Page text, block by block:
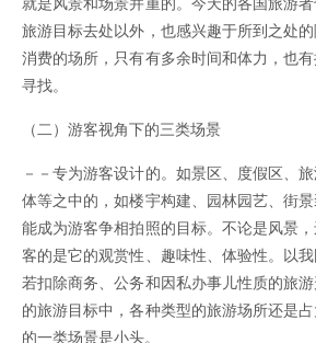
就是风景和场景并重的。今天的各国旅游
旅游目标去处以外，也感兴趣于所到之处
消费的场所，只有有多余时间和体力，也
寻找。
（二）游客视角下的三类场景
－－专为游客设计的。如景区、度假区、
体等之中的，如楼宇构建、园林园艺、街
能成为游客争相拍照的目标。不论是风景
客的是它的观赏性、趣味性、体验性。以
若扣除商务、公务和因私办事儿性质的旅
的旅游目标中，各种类型的旅游场所还是
的一类场景是小头。